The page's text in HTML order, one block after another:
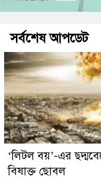
সর্বশেষ আপডেট
‘লিটল বয়’-এর
বিষাক্ত ছোবল